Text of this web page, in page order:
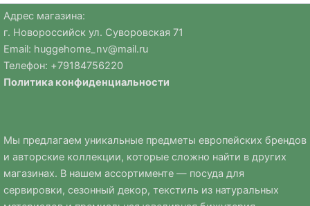
Адрес магазина:
г. Новороссийск ул. Суворовская 71
Email: huggehome_nv@mail.ru
Телефон: +79184756220
Политика конфиденциальности
Мы предлагаем уникальные предметы европейских брендов
и авторские коллекции, которые сложно найти в других
магазинах. В нашем ассортименте — посуда для
сервировки, сезонный декор, текстиль из натуральных